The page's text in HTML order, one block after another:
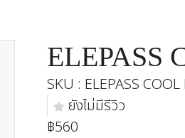
ELEPASS
SKU : ELEPASS
ยังไม่มีรีวิว
฿560